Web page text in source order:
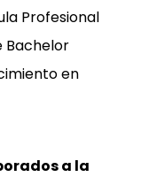
Profesional
Bachelor
en
a la